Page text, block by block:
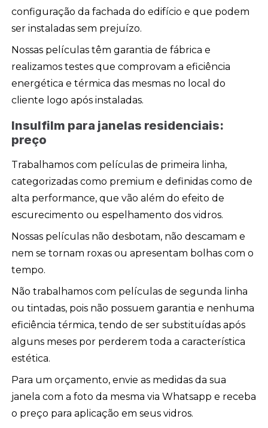
configuração da fachada do edifício e que podem
ser instaladas sem prejuízo.
Nossas películas têm garantia de fábrica e
realizamos testes que comprovam a eficiência
energética e térmica das mesmas no local do
cliente logo após instaladas.
Insulfilm para janelas residenciais:
preço
Trabalhamos com películas de primeira linha,
categorizadas como premium e definidas como de
alta performance, que vão além do efeito de
escurecimento ou espelhamento dos vidros.
Nossas películas não desbotam, não descamam e
nem se tornam roxas ou apresentam bolhas com o
tempo.
Não trabalhamos com películas de segunda linha
ou tintadas, pois não possuem garantia e nenhuma
eficiência térmica, tendo de ser substituídas após
alguns meses por perderem toda a característica
estética.
Para um orçamento, envie as medidas da sua
janela com a foto da mesma via Whatsapp e receba
o preço para aplicação em seus vidros.